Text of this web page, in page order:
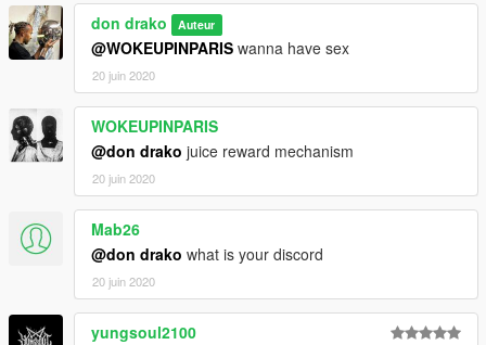
don drako Auteur
@WOKEUPINPARIS wanna have sex
20 juin 2020
WOKEUPINPARIS
@don drako juice reward mechanism
20 juin 2020
Mab26
@don drako what is your discord
20 juin 2020
yungsoul2100